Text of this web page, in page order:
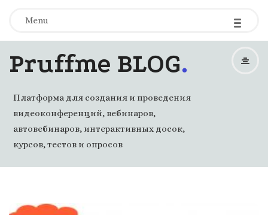
Menu -
-
-
Pruffme BLOG.
Платформа для создания и проведения
видеоконференций, вебинаров,
автовебинаров, интерактивных досок,
курсов, тестов и опросов